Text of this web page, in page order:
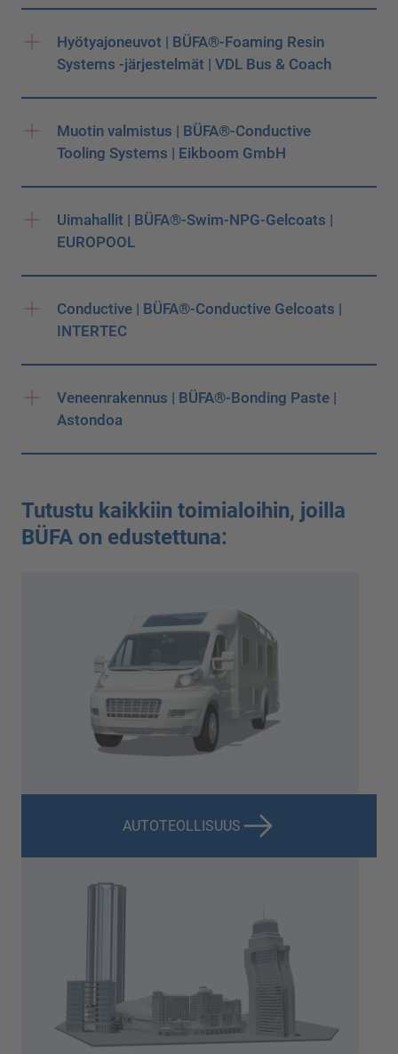
Hyötyajoneuvot | BÜFA®-Foaming Resin
Systems -järjestelmät | VDL Bus & Coach
Muotin valmistus | BÜFA®-Conductive
Tooling Systems | Eikboom GmbH
Uimahallit | BÜFA®-Swim-NPG-Gelcoats |
EUROPOOL
Conductive | BÜFA®-Conductive Gelcoats |
INTERTEC
Veneenrakennus | BÜFA®-Bonding Paste |
Astondoa
Tutustu kaikkiin toimialoihin, joilla
BÜFA on edustettuna:
AUTOTEOLLISUUS